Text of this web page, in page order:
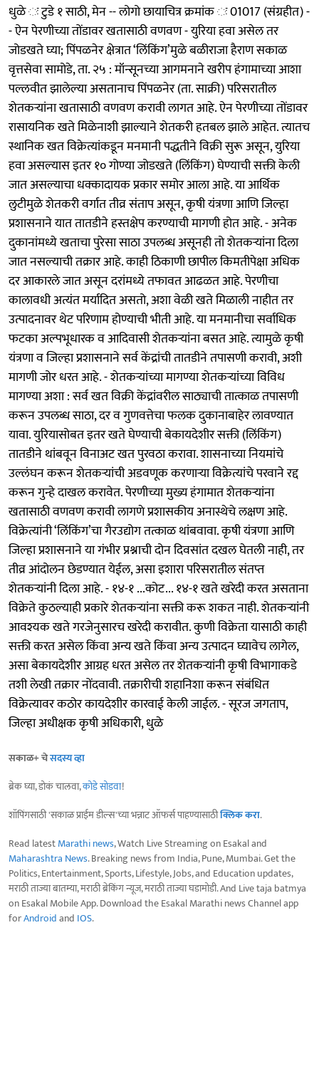
धुळे ः टुडे १ साठी, मेन -- लोगो छायाचित्र क्रमांक ः 01017 (संग्रहीत) -
- ऐन पेरणीच्या तोंडावर खतासाठी वणवण - युरिया हवा असेल तर
जोडखते घ्या; पिंपळनेर क्षेत्रात ‘लिंकिंग’मुळे बळीराजा हैराण सकाळ
वृत्तसेवा सामोडे, ता. २५ : मॉन्सूनच्या आगमनाने खरीप हंगामाच्या आशा
पल्लवीत झालेल्या असतानाच पिंपळनेर (ता. साक्री) परिसरातील
शेतकऱ्यांना खतासाठी वणवण करावी लागत आहे. ऐन पेरणीच्या तोंडावर
रासायनिक खते मिळेनाशी झाल्याने शेतकरी हतबल झाले आहेत. त्यातच
स्थानिक खत विक्रेत्यांकडून मनमानी पद्धतीने विक्री सुरू असून, युरिया
हवा असल्यास इतर १० गोण्या जोडखते (लिंकिंग) घेण्याची सक्ती केली
जात असल्याचा धक्कादायक प्रकार समोर आला आहे. या आर्थिक
लुटीमुळे शेतकरी वर्गात तीव्र संताप असून, कृषी यंत्रणा आणि जिल्हा
प्रशासनाने यात तातडीने हस्तक्षेप करण्याची मागणी होत आहे. - अनेक
दुकानांमध्ये खताचा पुरेसा साठा उपलब्ध असूनही तो शेतकऱ्यांना दिला
जात नसल्याची तक्रार आहे. काही ठिकाणी छापील किमतीपेक्षा अधिक
दर आकारले जात असून दरांमध्ये तफावत आढळत आहे. पेरणीचा
कालावधी अत्यंत मर्यादित असतो, अशा वेळी खते मिळाली नाहीत तर
उत्पादनावर थेट परिणाम होण्याची भीती आहे. या मनमानीचा सर्वाधिक
फटका अल्पभूधारक व आदिवासी शेतकऱ्यांना बसत आहे. त्यामुळे कृषी
यंत्रणा व जिल्हा प्रशासनाने सर्व केंद्रांची तातडीने तपासणी करावी, अशी
मागणी जोर धरत आहे. - शेतकऱ्यांच्या मागण्या शेतकऱ्यांच्या विविध
मागण्या अशा : सर्व खत विक्री केंद्रांवरील साठ्याची तात्काळ तपासणी
करून उपलब्ध साठा, दर व गुणवत्तेचा फलक दुकानाबाहेर लावण्यात
यावा. युरियासोबत इतर खते घेण्याची बेकायदेशीर सक्ती (लिंकिंग)
तातडीने थांबवून विनाअट खत पुरवठा करावा. शासनाच्या नियमांचे
उल्लंघन करून शेतकऱ्यांची अडवणूक करणाऱ्या विक्रेत्यांचे परवाने रद्द
करून गुन्हे दाखल करावेत. पेरणीच्या मुख्य हंगामात शेतकऱ्यांना
खतासाठी वणवण करावी लागणे प्रशासकीय अनास्थेचे लक्षण आहे.
विक्रेत्यांनी ‘लिंकिंग’चा गैरउद्योग तत्काळ थांबवावा. कृषी यंत्रणा आणि
जिल्हा प्रशासनाने या गंभीर प्रश्नाची दोन दिवसांत दखल घेतली नाही, तर
तीव्र आंदोलन छेडण्यात येईल, असा इशारा परिसरातील संतप्त
शेतकऱ्यांनी दिला आहे. - १४-१ ...कोट... १४-१ खते खरेदी करत असताना
विक्रेते कुठल्याही प्रकारे शेतकऱ्यांना सक्ती करू शकत नाही. शेतकऱ्यांनी
आवश्यक खते गरजेनुसारच खरेदी करावीत. कुणी विक्रेता यासाठी काही
सक्ती करत असेल किंवा अन्य खते किंवा अन्य उत्पादन घ्यावेच लागेल,
असा बेकायदेशीर आग्रह धरत असेल तर शेतकऱ्यांनी कृषी विभागाकडे
तशी लेखी तक्रार नोंदवावी. तक्रारीची शहानिशा करून संबंधित
विक्रेत्यावर कठोर कायदेशीर कारवाई केली जाईल. - सूरज जगताप,
जिल्हा अधीक्षक कृषी अधिकारी, धुळे
सकाळ+ चेसदस्य व्हा
ब्रेक घ्या, डोकं चालवा,कोडे सोडवा!
शॉपिंगसाठी 'सकाळ प्राईम डील्स'च्या भन्नाट ऑफर्स पाहण्यासाठीक्लिक करा.
Read latestMarathi news, Watch Live Streaming on Esakal and
Maharashtra News. Breaking news from India, Pune, Mumbai. Get the
Politics, Entertainment, Sports, Lifestyle, Jobs, and Education updates,
मराठी ताज्या बातम्या, मराठी ब्रेकिंग न्यूज, मराठी ताज्या घडामोडी. And Live taja batmya
on Esakal Mobile App. Download the Esakal Marathi news Channel app
forAndroidand IOS.